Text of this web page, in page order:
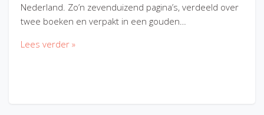
Nederland. Zo’n zevenduizend pagina’s, verdeeld over
twee boeken en verpakt in een gouden…
Lees verder »